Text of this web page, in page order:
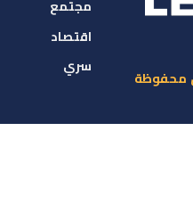
مجتمع
اقتصاد
سري